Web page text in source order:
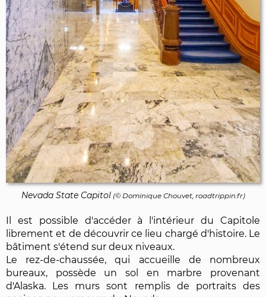
Nevada State Capitol(© Dominique Chouvet, roadtrippin.fr)
Il est possible d'accéder à l'intérieur du Capitole
librement et de découvrir ce lieu chargé d'histoire. Le
bâtiment s'étend sur deux niveaux.
Le rez-de-chaussée, qui accueille de nombreux
bureaux, possède un sol en marbre provenant
d'Alaska. Les murs sont remplis de portraits des